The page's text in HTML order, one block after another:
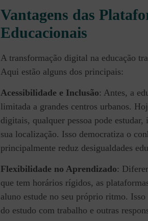
Vantagens das
Educacionais
A transformação digital na educação
Aqui estão alguns dos principais:
Acessibilidade e Inclusão: Antes, a
limitada a grandes centros urbanos.
digitais, qualquer pessoa pode estudar,
sua localização. Isso democratiza o
principalmente reduz desigualdades
Flexibilidade no Aprendizado:
que tem horários rígidos, as
aluno estude no seu próprio ritmo.
do estudo com trabalho e outras